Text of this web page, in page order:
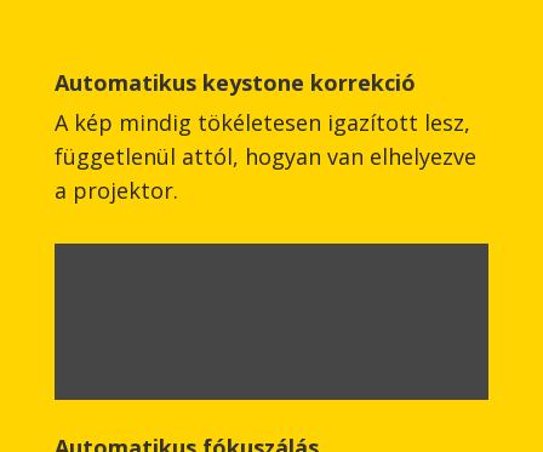
Automatikus keystone korrekció
A kép mindig tökéletesen igazított lesz,
függetlenül attól, hogyan van elhelyezve
a projektor.